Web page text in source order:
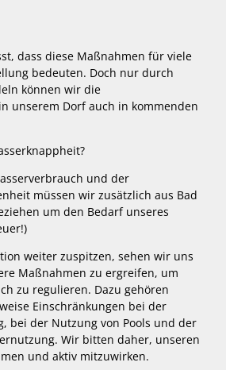
dass diese Maßnahmen für viele
bedeuten. Doch nur durch
können wir die
unserem Dorf auch in kommenden
und der
müssen wir zusätzlich aus Bad
um den Bedarf unseres
weiter zuspitzen, sehen wir uns
Maßnahmen zu ergreifen, um
zu regulieren. Dazu gehören
Einschränkungen bei der
bei der Nutzung von Pools und der
Wir bitten daher, unseren
und aktiv mitzuwirken.